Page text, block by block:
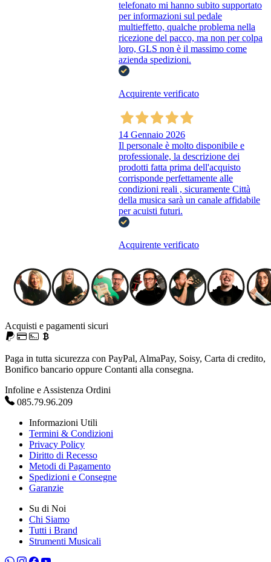
telefonato mi hanno subito supportato
per informazioni sul pedale
multieffetto, qualche problema nella
ricezione del pacco, ma non per colpa
loro, GLS non è il massimo come
azienda spedizioni.
Acquirente verificato
14 Gennaio 2026
Il personale è molto disponibile e
professionale, la descrizione dei
prodotti fatta prima dell'acquisto
corrisponde perfettamente alle
condizioni reali , sicuramente Città
della musica sarà un canale affidabile
per acuisti futuri.
Acquirente verificato
Acquisti e pagamenti sicuri
Paga in tutta sicurezza con PayPal, AlmaPay, Soisy, Carta di credito,
Bonifico bancario oppure Contanti alla consegna.
Infoline e Assistenza Ordini
085.79.96.209
Informazioni Utili
Termini & Condizioni
Privacy Policy
Diritto di Recesso
Metodi di Pagamento
Spedizioni e Consegne
Garanzie
Su di Noi
Chi Siamo
Tutti i Brand
Strumenti Musicali